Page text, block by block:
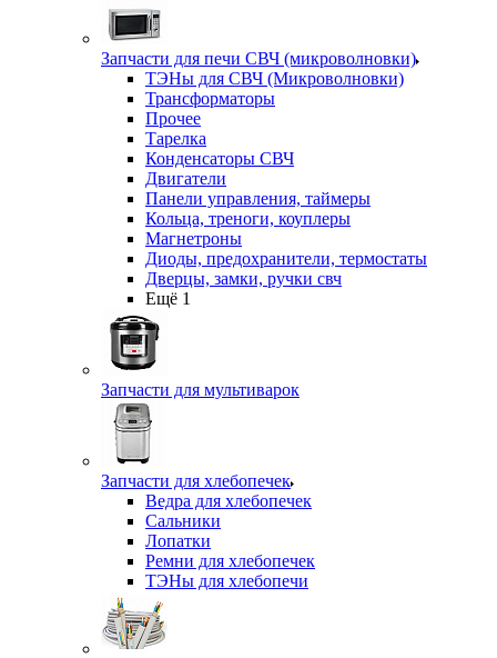
Запчасти для печи СВЧ (микроволновки)
ТЭНы для СВЧ (Микроволновки)
Трансформаторы
Прочее
Тарелка
Конденсаторы СВЧ
Двигатели
Панели управления, таймеры
Кольца, треноги, коуплеры
Магнетроны
Диоды, предохранители, термостаты
Дверцы, замки, ручки свч
Ещё 1
Запчасти для мультиварок
Запчасти для хлебопечек
Ведра для хлебопечек
Сальники
Лопатки
Ремни для хлебопечек
ТЭНы для хлебопечи